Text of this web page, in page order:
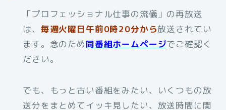
「プロフェッショナル仕事の流儀」の再放送
は、 毎週火曜日午前0時20分から放送されてい
ます。念のため同番組ホームページでご確認く
ださい。
でも、もっと古い番組をみたい、いくつもの放
送分をまとめてイッキ見したい、放送時間に関